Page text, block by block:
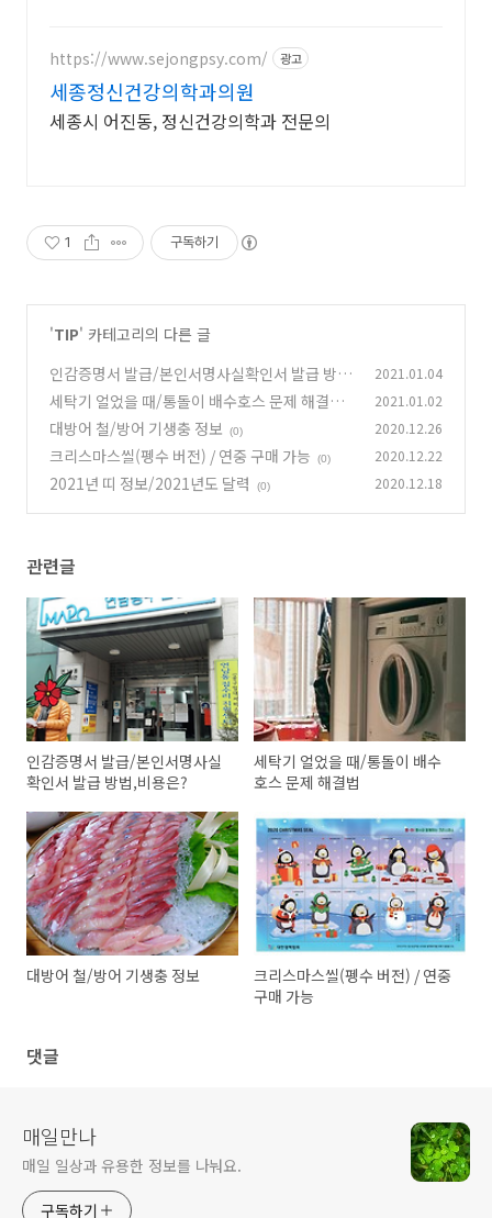
https://www.sejongpsy.com/ 광고
세종정신건강의학과의원
세종시 어진동, 정신건강의학과 전문의
1 구독하기
'TIP' 카테고리의 다른 글
인감증명서 발급/본인서명사실확인서 발급 방
법,비용은? (0)
2021.01.04
세탁기 얼었을 때/통돌이 배수호스 문제 해결법
(0)
2021.01.02
대방어 철/방어 기생충 정보 (0) 2020.12.26
크리스마스씰(펭수 버전) / 연중 구매 가능 (0) 2020.12.22
2021년 띠 정보/2021년도 달력 (0) 2020.12.18
관련글
인감증명서 발급/본인서명사실
확인서 발급 방법,비용은?
세탁기 얼었을 때/통돌이 배수
호스 문제 해결법
대방어 철/방어 기생충 정보
크리스마스씰(펭수 버전) / 연중
구매 가능
댓글
매일만나
매일 일상과 유용한 정보를 나눠요.
구독하기